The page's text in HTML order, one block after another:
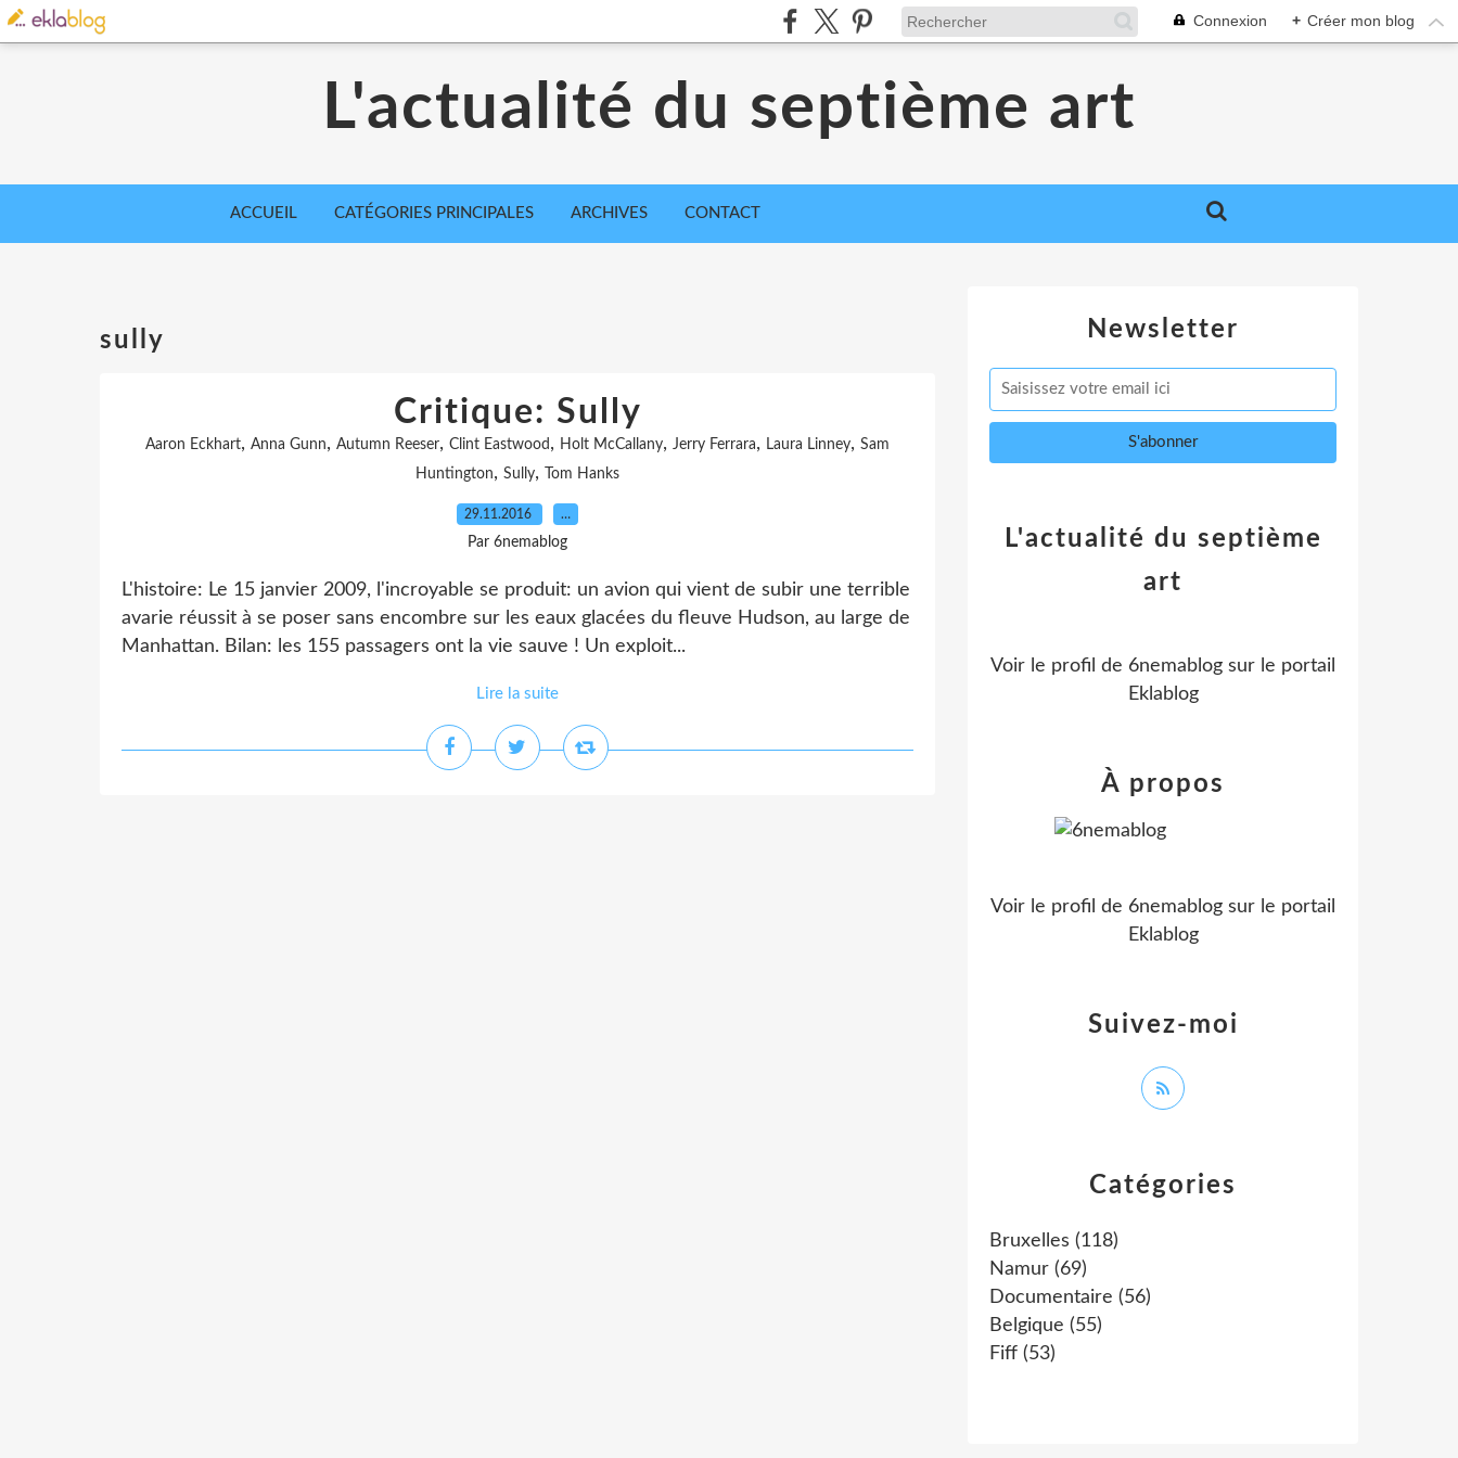
Connexion + Créer mon blog
L'actualité du septième art
ACCUEIL CATÉGORIES PRINCIPALES ARCHIVES CONTACT
sully
Critique: Sully
Aaron Eckhart, Anna Gunn, Autumn Reeser, Clint Eastwood , Holt McCallany, Jerry Ferrara, Laura Linney, Sam
Huntington, Sully, Tom Hanks
29.11.2016 …
Par 6nemablog
L'histoire: Le 15 janvier 2009, l'incroyable se produit: un avion qui vient de subir une terrible
avarie réussit à se poser sans encombre sur les eaux glacées du fleuve Hudson, au large de
Manhattan. Bilan: les 155 passagers ont la vie sauve ! Un exploit...
Lire la suite
Newsletter
Catégories
Bruxelles (118)
Namur (69)
Documentaire (56)
Belgique (55)
Fiff (53)
L'actualité du septième
art
Voir le profil de 6nemablog sur le portail
Eklablog
Suivez-moi
À propos
Voir le profil de 6nemablog sur le portail
Eklablog